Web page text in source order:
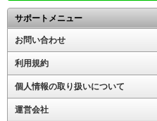
サポートメニュー
お問い合わせ
利用規約
個人情報の取り扱いについて
運営会社